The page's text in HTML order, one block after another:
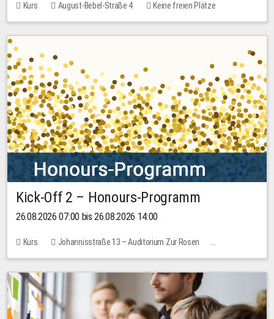
Kurs August-Bebel-Straße 4 Keine freien Plätze
Kick-Off 2 – Honours-Programm
26.08.2026 07:00 bis 26.08.2026 14:00
Kurs
Johannisstraße 13 – Auditorium Zur Rosen
Keine freien Plätze